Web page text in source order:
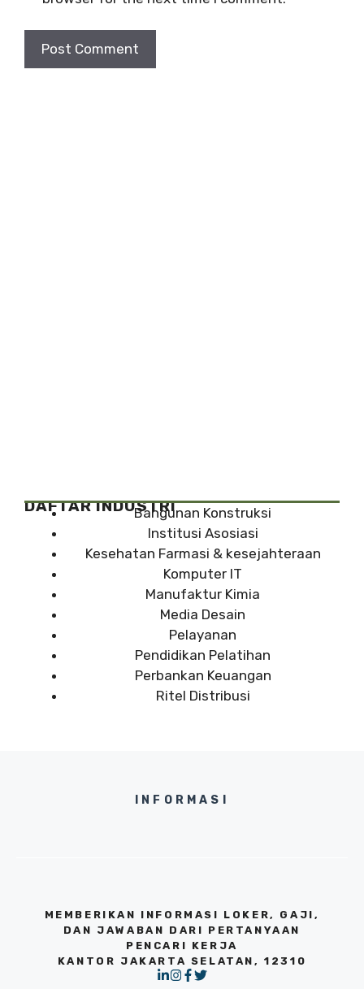
DAFTAR INDUSTRIBangunan Konstruksi
Institusi Asosiasi
Kesehatan Farmasi & kesejahteraan
Komputer IT
Manufaktur Kimia
Media Desain
Pelayanan
Pendidikan Pelatihan
Perbankan Keuangan
Ritel Distribusi
INFORMASI
MEMBERIKAN INFORMASI LOKER, GAJI,
DAN JAWABAN DARI PERTANYAAN
PENCARI KERJA
KANTOR JAKARTA SELATAN, 12310